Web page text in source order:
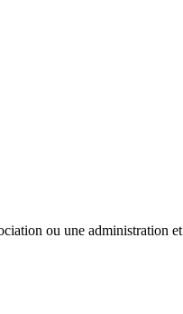
ou une administration et